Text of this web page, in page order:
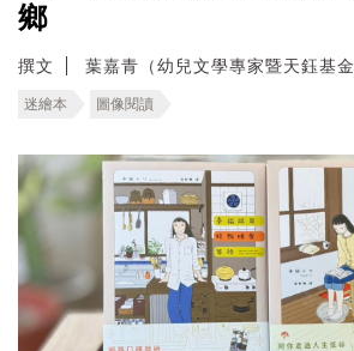
鄉
撰文 葉嘉青（幼兒文學專家暨天鈺基金
迷繪本 圖像閱讀